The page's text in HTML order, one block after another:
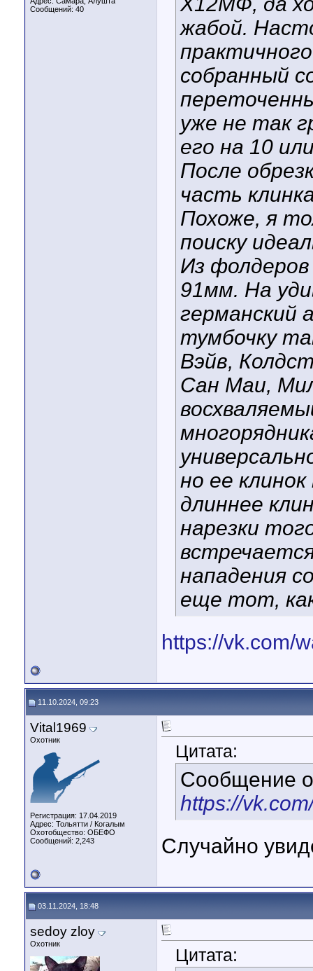
Сообщений: 40
жабой.
собранный
уже не так
его на 10
После
часть
Похоже, я
поиску
Из
91мм. На
германский
тумбочку
Вэйв,
Сан Маи,
но ее
длиннее
нарезки
нападения
еще тот,
https://vk.com/
11.10.2024, 09:23
Vital1969
Охотник
Регистрация: 17.04.2019
Адрес: Тольятти / Когалым
Охотобщество: ОБЕФО
Сообщений: 2,243
Цитата:
Сообщение
https://
Случайно
03.11.2024, 18:48
sedoy zloy
Охотник
Цитата: